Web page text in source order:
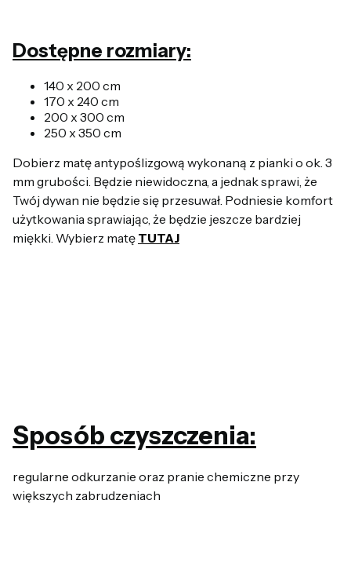
Dostępne rozmiary:
140 x 200 cm
170 x 240 cm
200 x 300 cm
250 x 350 cm
Dobierz matę antypoślizgową wykonaną z pianki o ok. 3
mm grubości. Będzie niewidoczna, a jednak sprawi, że
Twój dywan nie będzie się przesuwał. Podniesie komfort
użytkowania sprawiając, że będzie jeszcze bardziej
miękki. Wybierz matę TUTAJ
Sposób czyszczenia:
regularne odkurzanie oraz pranie chemiczne przy
większych zabrudzeniach